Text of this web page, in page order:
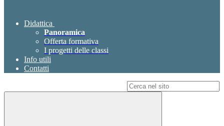
Didattica
Panoramica
Offerta formativa
I progetti delle classi
Info utili
Contatti